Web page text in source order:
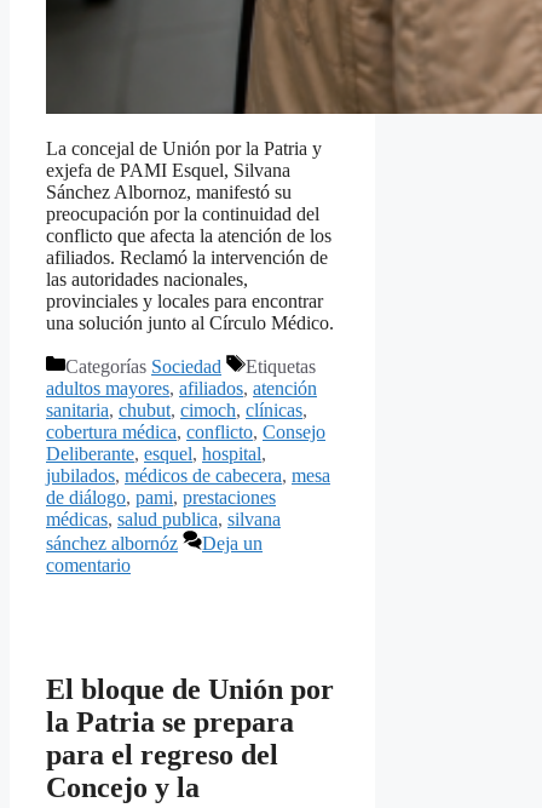
La concejal de Unión por la Patria y
exjefa de PAMI Esquel, Silvana
Sánchez Albornoz, manifestó su
preocupación por la continuidad del
conflicto que afecta la atención de los
afiliados. Reclamó la intervención de
las autoridades nacionales,
provinciales y locales para encontrar
una solución junto al Círculo Médico.
Categorías Sociedad
Etiquetas
adultos mayores, afiliados, atención
sanitaria, chubut, cimoch, clínicas,
cobertura médica, conflicto, Consejo
Deliberante, esquel, hospital,
jubilados, médicos de cabecera, mesa
de diálogo, pami, prestaciones
médicas, salud publica, silvana
sánchez albornóz
Deja un
comentario
El bloque de Unión por
la Patria se prepara
para el regreso del
Concejo y la